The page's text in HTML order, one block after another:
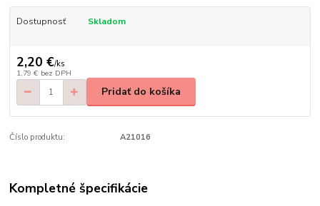
Dostupnosť Skladom
2,20 €/ks
1,79 € bez DPH
Pridať do košíka
Číslo produktu: A21016
Kompletné špecifikácie